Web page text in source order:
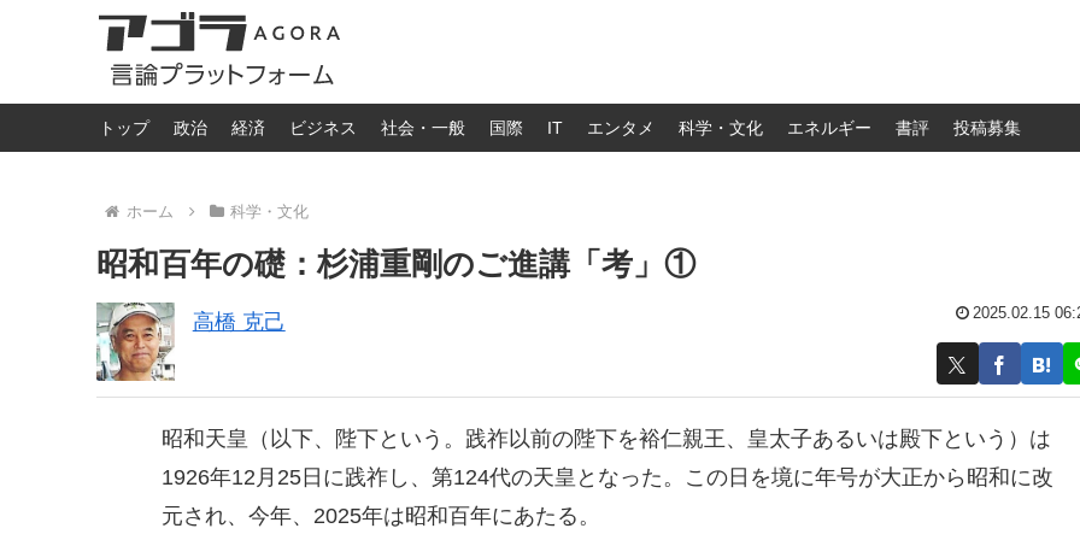
トップ 政治 経済 ビジネス 社会・一般 国際 IT エンタメ 科学・文化 エネルギー 書評 投稿募集
ホーム 科学・文化
昭和百年の礎：杉浦重剛のご進講「考」①
高橋 克己 2025.02.15
昭和天皇（以下、陛下という。践祚以前の陛下を裕仁親王、皇太子あるいは殿下という）は
1926年12月25日に践祚し、第124代の天皇となった。この日を境に年号が大正から昭和に改
元され、今年、2025年は昭和百年にあたる。